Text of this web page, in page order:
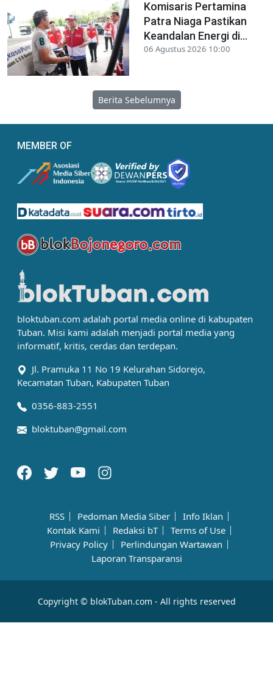
Komisaris Pertamina
Patra Niaga Pastikan
Keandalan Energi di...
06 Agustus 2026 10:00
Berita Sebelumnya
MEMBER OF
bloktuban.com adalah portal media online di kabupaten
Tuban. Misi kami adalah menjadi portal media yang
informatif, kritis, cerdas dan terdepan.
Jl. Pramuka 11 No 19 Kelurahan Sidorejo,
Kecamatan Tuban, Kabupaten Tuban
0356-883-2551
bloktuban@gmail.com
RSS Pedoman Media Siber
Info Iklan
Kontak Kami
Redaksi bT
Terms of Use
Privacy Policy
Perlindungan Wartawan
Laporan Transparansi
Copyright © blokTuban.com - All rights reserved